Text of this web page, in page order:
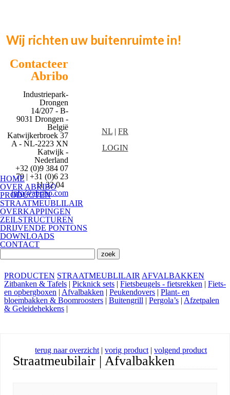
Wij richten uw buitenruimte in!
Contacteer
Abribo
Industriepark-
Drongen
14/207 - B-
9031 Drongen -
België
Katwijkerbroek 37
A - NL-2223 XN
Katwijk -
Nederland
+32 (0)9 384 07
79 | +31 (0)6 23
11 32 04
info@abribo.com
NL | FR
LOGIN
HOME
OVER ABRIBO
PRODUCTEN
STRAATMEUBLILAIR
OVERKAPPINGEN
ZEILSTRUCTUREN
DRIJVENDE PONTONS
DOWNLOADS
CONTACT
PRODUCTEN STRAATMEUBLILAIR AFVALBAKKEN
Zitbanken & Tafels | Picknick sets | Fietsbeugels - fietsrekken | Fiets-
en opbergboxen | Afvalbakken | Peukendovers | Plant- en
bloembakken & Boomroosters | Buitengrill | Pergola’s | Afzetpalen
& Geleidehekkens |
terug naar overzicht |vorig product |volgend product
Straatmeubilair | Afvalbakken